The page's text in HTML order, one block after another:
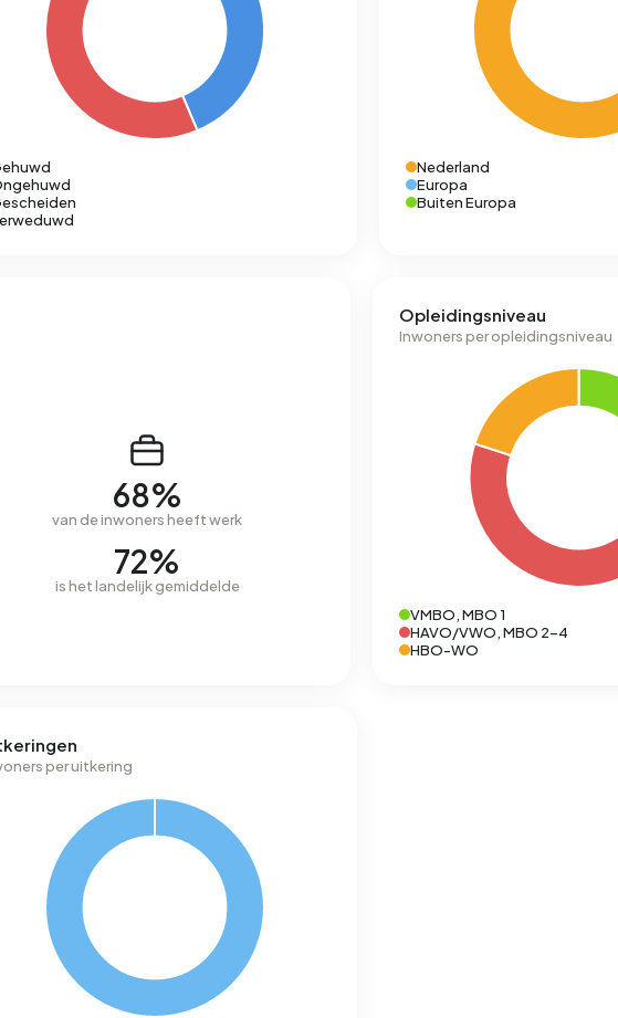
Nederland
Europa
Buiten Europa
68%
van de inwoners heeft werk
72%
is het landelijk gemiddelde
Opleidingsniveau
Inwoners per opleidingsniveau
VMBO, MBO 1
HAVO/VWO, MBO 2-4
HBO-WO
per uitkering